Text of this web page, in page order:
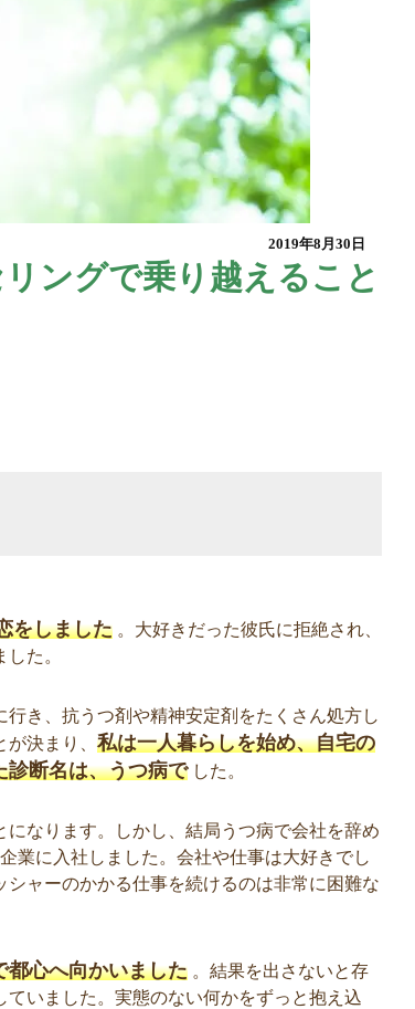
2019年8月30日
ングで乗り越えること
をしました 。大好きだった彼氏に拒絶され、
た。
き、抗うつ剤や精神安定剤をたくさん処方し
決まり、 私は一人暮らしを始め、自宅の
診断名は、うつ病でした。
なります。しかし、結局うつ病で会社を辞め
業に入社しました。会社や仕事は大好きでし
ャーのかかる仕事を続けるのは非常に困難な
都心へ向かいました 。結果を出さないと存
いました。実態のない何かをずっと抱え込